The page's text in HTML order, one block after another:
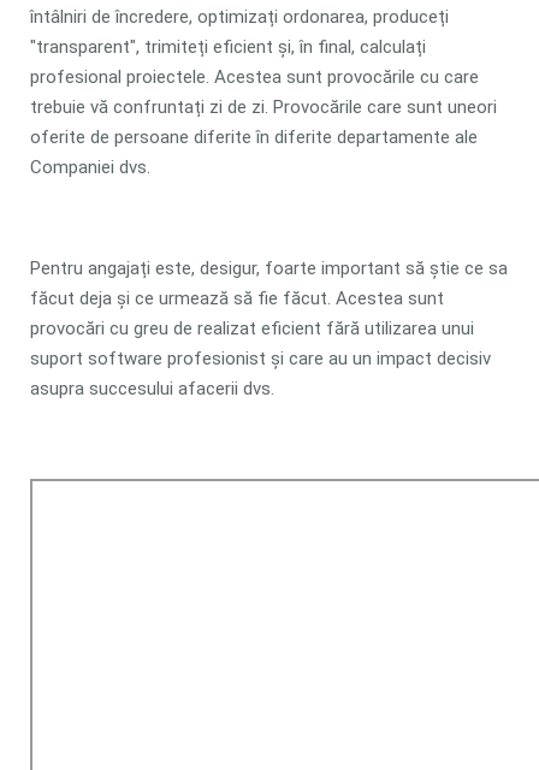
întâlniri de încredere, optimizați ordonarea, produceți
"transparent", trimiteți eficient și, în final, calculați
profesional proiectele. Acestea sunt provocările cu care
trebuie vă confruntați zi de zi. Provocările care sunt uneori
oferite de persoane diferite în diferite departamente ale
Companiei dvs.
Pentru angajați este, desigur, foarte important să știe ce sa
făcut deja și ce urmează să fie făcut. Acestea sunt
provocări cu greu de realizat eficient fără utilizarea unui
suport software profesionist și care au un impact decisiv
asupra succesului afacerii dvs.